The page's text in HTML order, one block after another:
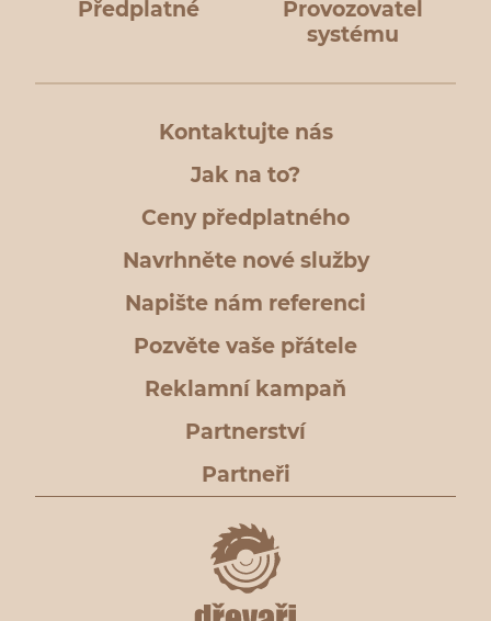
Předplatné
Provozovatel
systému
Kontaktujte nás
Jak na to?
Ceny předplatného
Navrhněte nové služby
Napište nám referenci
Pozvěte vaše přátele
Reklamní kampaň
Partnerství
Partneři